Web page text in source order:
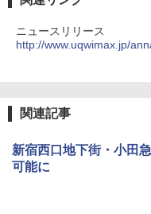
ニュースリリース
http://www.uqwimax.jp/
関連記事
新宿西口地下街・小田
可能に